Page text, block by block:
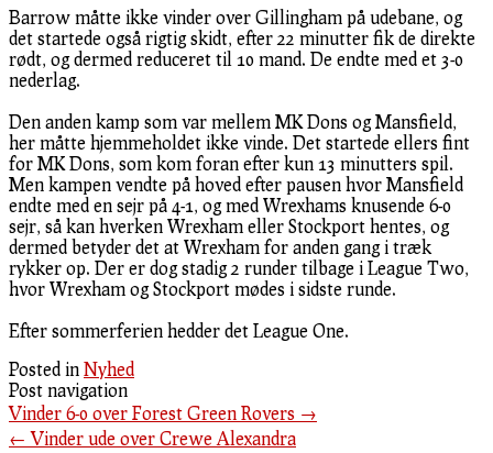
Barrow måtte ikke vinder over Gillingham på udebane, og
det startede også rigtig skidt, efter 22 minutter fik de direkte
rødt, og dermed reduceret til 10 mand. De endte med et 3-0
nederlag.
Den anden kamp som var mellem MK Dons og Mansfield,
her måtte hjemmeholdet ikke vinde. Det startede ellers fint
for MK Dons, som kom foran efter kun 13 minutters spil.
Men kampen vendte på hoved efter pausen hvor Mansfield
endte med en sejr på 4-1, og med Wrexhams knusende 6-0
sejr, så kan hverken Wrexham eller Stockport hentes, og
dermed betyder det at Wrexham for anden gang i træk
rykker op. Der er dog stadig 2 runder tilbage i League Two,
hvor Wrexham og Stockport mødes i sidste runde.
Efter sommerferien hedder det League One.
Posted in Nyhed
Post navigation
Vinder 6-0 over Forest Green Rovers →
← Vinder ude over Crewe Alexandra